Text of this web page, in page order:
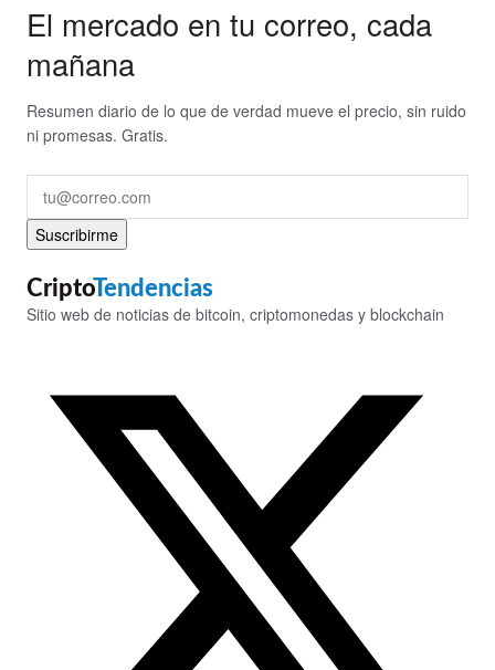
El mercado en tu correo, cada
mañana
Resumen diario de lo que de verdad mueve el precio, sin ruido
ni promesas. Gratis.
Suscribirme
CriptoTendencias
Sitio web de noticias de bitcoin, criptomonedas y blockchain